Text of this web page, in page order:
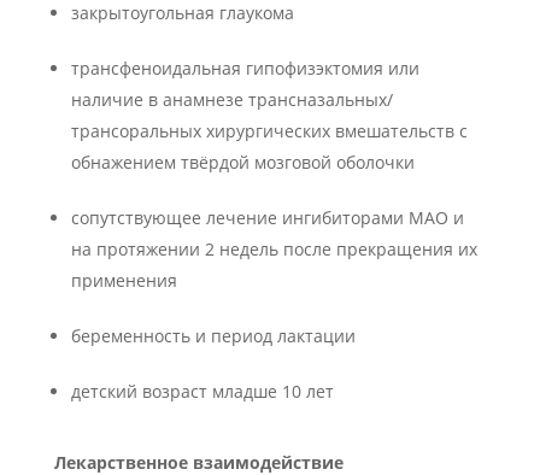
закрытоугольная глаукома
трансфеноидальная гипофизэктомия или
наличие в анамнезе трансназальных/
трансоральных хирургических вмешательств с
обнажением твёрдой мозговой оболочки
сопутствующее лечение ингибиторами МАО и
на протяжении 2 недель после прекращения их
применения
беременность и период лактации
детский возраст младше 10 лет
Лекарственное взаимодействие